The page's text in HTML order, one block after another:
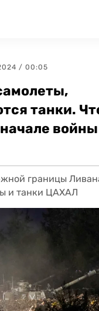
/ 00:05
танки.
границы
и танки ЦАХАЛ